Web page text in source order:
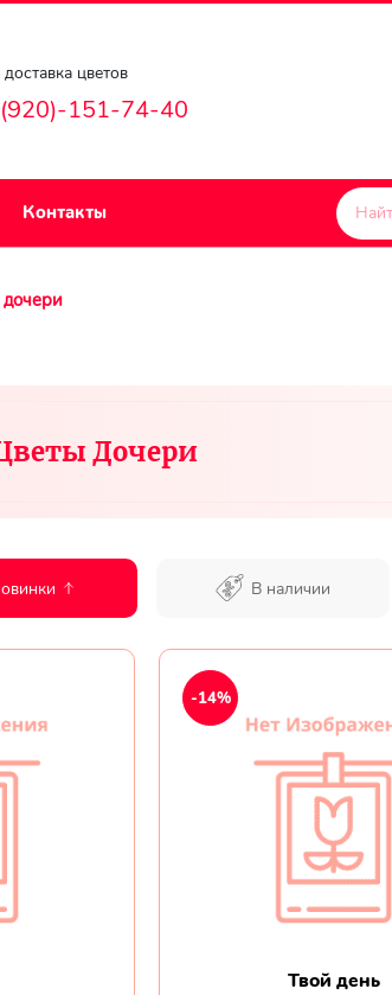
цветов
151-74-40
Контакты
Дочери
В наличии
Твой день
-14%